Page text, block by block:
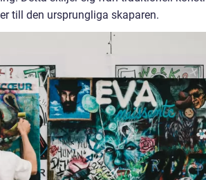
till den ursprungliga skaparen.